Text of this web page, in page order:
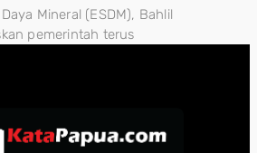
Mineral (ESDM), Bahlil
pemerintah terus